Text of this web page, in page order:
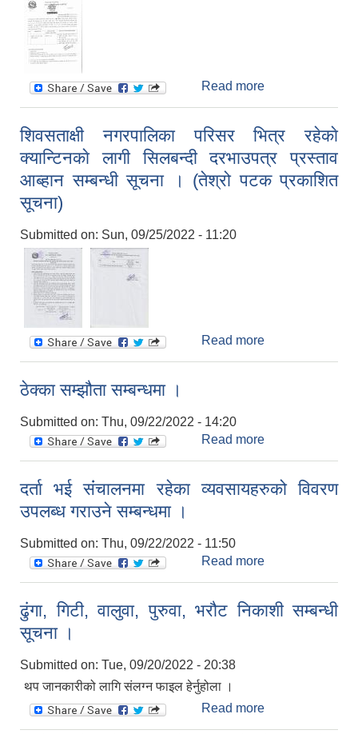
Read more
प्रस्ताव आव्हान
सम्बन्धी दोश्रो पटक
प्रकाशित सूचना ।
शिवसताक्षी नगरपालिका परिसर भित्र रहेकाे
क्यान्टिनकाे लागी सिलबन्दी दरभाउपत्र प्रस्ताव
आब्हान सम्बन्धी सूचना । (तेश्रो पटक प्रकाशित
सूचना)
Submitted on: Sun, 09/25/2022 - 11:20
Read more
(तेश्रो पटक
प्रकाशित सूचना)
ठेक्का सम्झौता सम्बन्धमा ।
Submitted on: Thu, 09/22/2022 - 14:20
Read more
दर्ता भई संंचालनमा रहेका व्यवसायहरुको विवरण
उपलब्ध गराउने सम्बन्धमा ।
Submitted on: Thu, 09/22/2022 - 11:50
Read more
विवरण उपलब्ध
ढुंगा, गिटी, वालुवा, पुरुवा, भरौट निकाशी सम्बन्धी
सूचना ।
Submitted on: Tue, 09/20/2022 - 20:38
थप जानकारीको लागि संलग्न फाइल हेर्नुहोला ।
Read more